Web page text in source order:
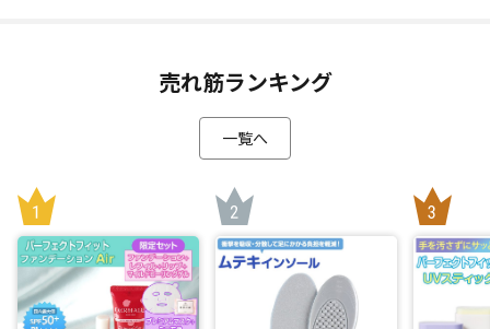
売れ筋ランキング
一覧へ